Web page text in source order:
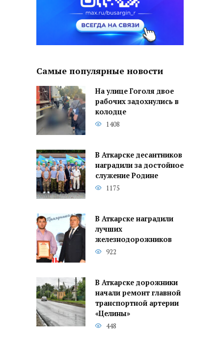
Самые популярные новости
На улице Гоголя двое
рабочих задохнулись в
колодце
1408
В Аткарске десантников
наградили за достойное
служение Родине
1175
В Аткарске наградили
лучших
железнодорожников
922
В Аткарске дорожники
начали ремонт главной
транспортной артерии
«Целины»
448